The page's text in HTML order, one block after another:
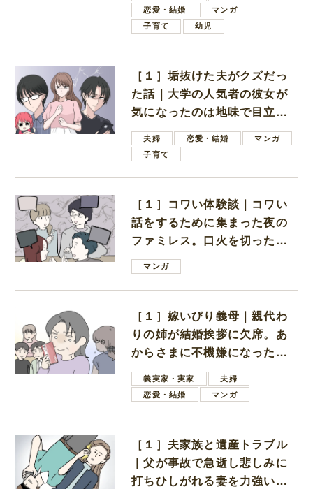
恋愛・結婚
マンガ
子育て
幼児
［１］垢抜けた夫がクズだっ
た話｜大学の人気者の彼女が
気になったのは地味で目立た
ない男子学生
夫婦 恋愛・結婚
マンガ
子育て
［１］コワい体験談｜コワい
話をするために集まった夜の
ファミレス。口火を切ったの
は電車好きの男の子ママ
マンガ
［１］嫁いびり義母｜親代わ
りの姉が結婚挨拶に欠席。あ
からさまに不機嫌になった義
母義実家・実家
夫婦
恋愛・結婚
マンガ
［１］夫家族と遺産トラブル
｜父が事故で急逝し悲しみに
打ちひしがれる妻を力強い言